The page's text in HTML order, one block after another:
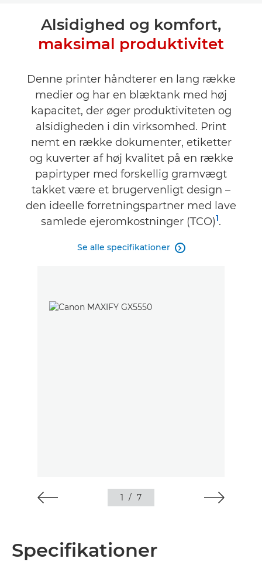
Specifikationer
Anmeldelser
Support
Alsidighed og komfort,
maksimal produktivitet
Denne printer håndterer en lang række
medier og har en blæktank med høj
kapacitet, der øger produktiviteten og
alsidigheden i din virksomhed. Print
nemt en række dokumenter, etiketter
og kuverter af høj kvalitet på en række
papirtyper med forskellig gramvægt
takket være et brugervenligt design –
den ideelle forretningspartner med lave
samlede ejeromkostninger (TCO)1.
Se alle specifikationer 
1 / 7
Specifikationer